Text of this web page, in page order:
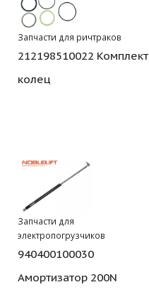
Запчасти для ричтраков
212198510022 Комплект
колец
Запчасти для
электропогрузчиков
940400100030
Амортизатор 200N